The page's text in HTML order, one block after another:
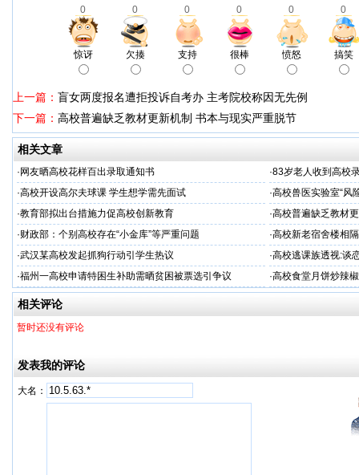
0 0 0 0 0 0
惊讶 欠揍 支持 很棒 愤怒 搞笑
上一篇： 盲女两度报名遭拒投诉自考办 主考院校称因无先例
下一篇： 高校普遍缺乏教材更新机制 书本与现实严重脱节
相关文章
· 网友晒高校花样百出录取通知书 ·83岁老人收到高校
·高校开设高尔夫球课 学生想学需先面试 ·高校兽医实验室“风
·教育部拟出台措施力促高校创新教育 ·高校普遍缺乏教材
·财政部：个别高校存在“小金库”等严重问题 ·高校新老宿舍楼相
·武汉某高校发起抓狗行动引学生热议 ·高校逃课族透视:谈
·福州一高校申请特困生补助需晒贫困被票选引争议 ·高校食堂月饼炒辣
相关评论
暂时还没有评论
发表我的评论
大名：